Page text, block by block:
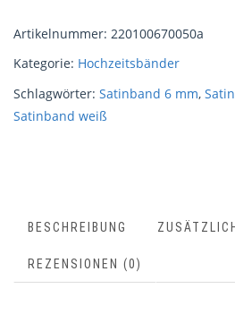
Artikelnummer: 220100670050a
Kategorie: Hochzeitsbänder
Schlagwörter: Satinband 6 mm,
Satinband weiß
BESCHREIBUNG
REZENSIONEN (0)